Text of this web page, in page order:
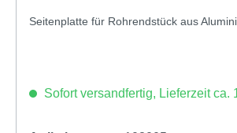
Seitenplatte für Rohrendstück aus
Sofort versandfertig, Lieferzeit ca.